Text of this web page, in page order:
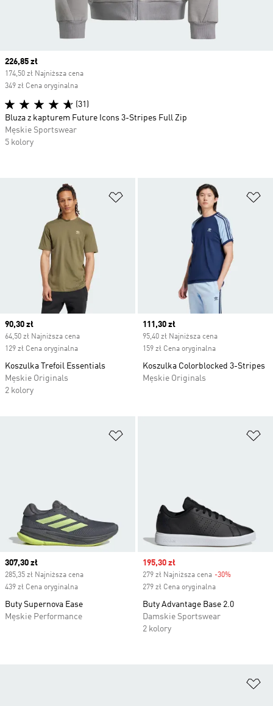
Dodaj do listy życzeń
Current price
90,30 zł
64,50 zł Najniższa cena
129 zł Cena oryginalna
Koszulka Trefoil Essentials
Męskie Originals
2 kolory
Current price
111,30 zł
95,40 zł Najniższa cena
159 zł Cena oryginalna
Koszulka Colorblocked 3-Stripes
Męskie Originals
Current price
307,30 zł
285,35 zł Najniższa cena
439 zł Cena oryginalna
Buty Supernova Ease
Męskie Performance
Sale price
195,30 zł
279 zł Najniższa cena -30%
279 zł Cena oryginalna
Buty Advantage Base 2.0
Damskie Sportswear
2 kolory
Current price
226,85 zł
174,50 zł Najniższa cena
349 zł Cena oryginalna
(31)
Bluza z kapturem Future Icons 3-Stripes Full Zip
Męskie Sportswear
5 kolory